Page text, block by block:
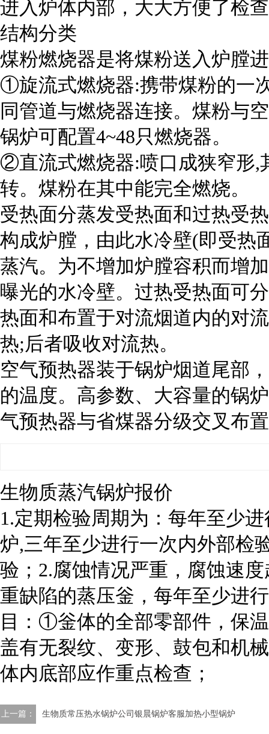
进入炉体内部，大大方便了检
结构分类
煤粉燃烧器是将煤粉送入炉膛
①旋流式燃烧器:携带煤粉的一
同管道与燃烧器连接。煤粉与
锅炉可配置4~48只燃烧器。
②直流式燃烧器:喷口成狭窄形,
转。煤粉在其中能完全燃烧。
受热面分蒸发受热面和过热受
构成炉膛，由此水冷壁(即受热
蒸汽。为不增加炉膛容积而增
曝光的水冷壁。过热受热面可
热面和布置于对流烟道内的对
热;后者吸收对流热。
空气预热器装于锅炉烟道尾部
的温度。高参数、大容量的锅
气预热器与省煤器分级交叉布
生物质蒸汽锅炉报价
1.定期检验周期为：每年至少
炉,三年至少进行一次内外部检
验；2.腐蚀情况严重，腐蚀速
重缺陷的蒸压釡，每年至少进
目：①釡体的全部零部件，保
盖有无裂纹、变形、鼓包和机
体内底部应作重点检查；
上一篇： 生物质常压热水锅炉公司银晨锅炉客服加热小型锅炉